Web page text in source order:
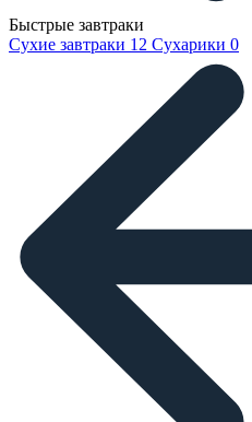
Быстрые завтраки
Сухие завтраки 12 Сухарики 0